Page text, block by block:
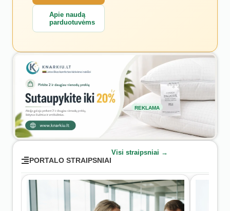
Apie naudą
parduotuvėms
REKLAMA
PORTALO STRAIPSNIAI
Visi straipsniai →